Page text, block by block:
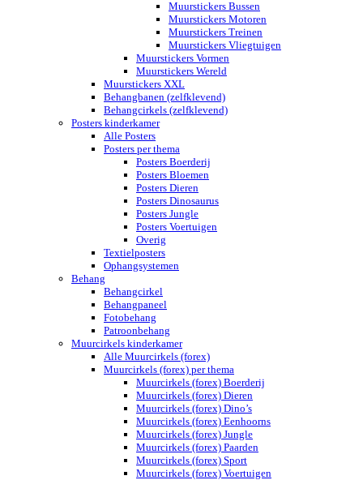
Muurstickers Bussen
Muurstickers Motoren
Muurstickers Treinen
Muurstickers Vliegtuigen
Muurstickers Vormen
Muurstickers Wereld
Muurstickers XXL
Behangbanen (zelfklevend)
Behangcirkels (zelfklevend)
Posters kinderkamer
Alle Posters
Posters per thema
Posters Boerderij
Posters Bloemen
Posters Dieren
Posters Dinosaurus
Posters Jungle
Posters Voertuigen
Overig
Textielposters
Ophangsystemen
Behang
Behangcirkel
Behangpaneel
Fotobehang
Patroonbehang
Muurcirkels kinderkamer
Alle Muurcirkels (forex)
Muurcirkels (forex) per thema
Muurcirkels (forex) Boerderij
Muurcirkels (forex) Dieren
Muurcirkels (forex) Dino’s
Muurcirkels (forex) Eenhoorns
Muurcirkels (forex) Jungle
Muurcirkels (forex) Paarden
Muurcirkels (forex) Sport
Muurcirkels (forex) Voertuigen